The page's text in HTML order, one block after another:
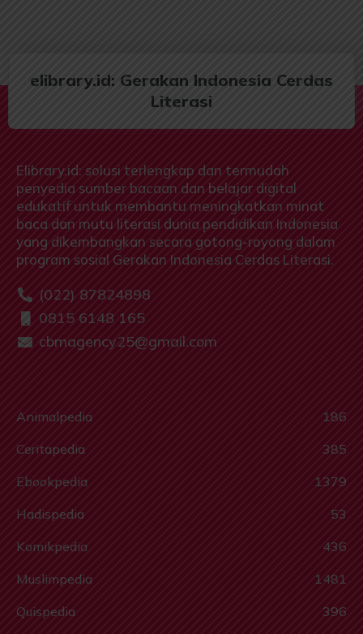
elibrary.id: Gerakan Indonesia Cerdas
Literasi
Elibrary.id: solusi terlengkap dan termudah
penyedia sumber bacaan dan belajar digital
edukatif untuk membantu meningkatkan minat
baca dan mutu literasi dunia pendidikan Indonesia
yang dikembangkan secara gotong-royong dalam
program sosial Gerakan Indonesia Cerdas Literasi.
(022) 87824898
0815 6148 165
cbmagency25@gmail.com
Animalpedia
186
Ceritapedia
385
Ebookpedia
1379
Hadispedia
53
Komikpedia
436
Muslimpedia
1481
Quispedia
396